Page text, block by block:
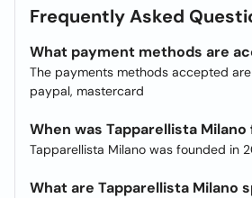
Frequently Asked
What payment methods are
The payments methods accepted
paypal, mastercard
When was Tapparellista Milano
Tapparellista Milano was founded in
What are Tapparellista Milano